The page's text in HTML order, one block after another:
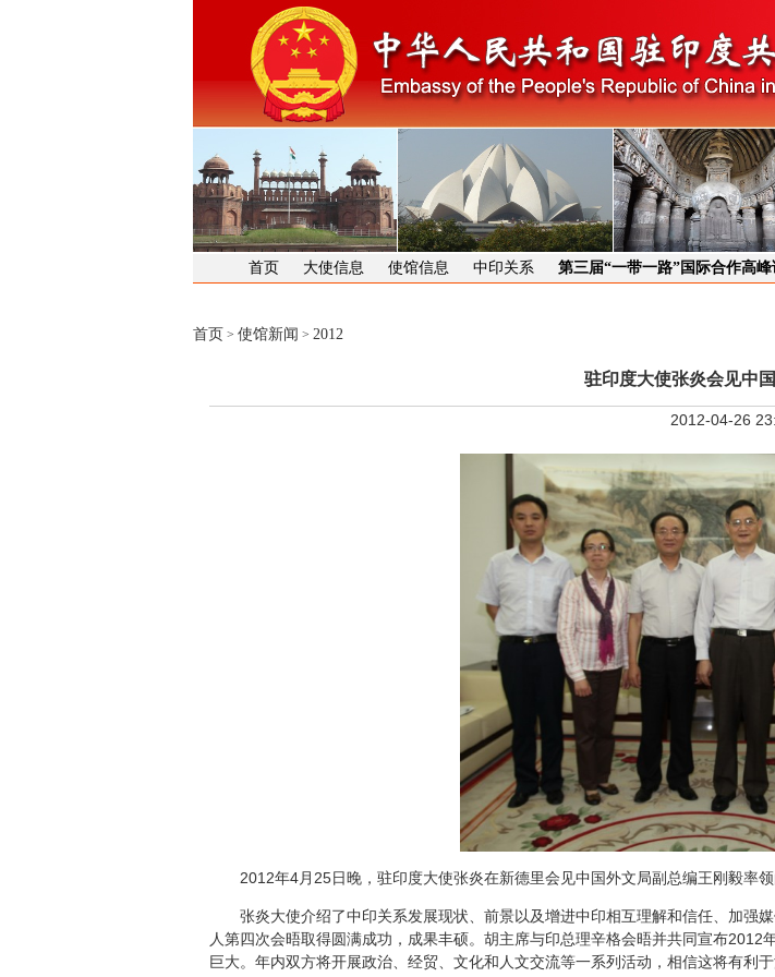
首页 大使信息 使馆信息 中印关系 第三届“一带一路”国际合作高峰
首页 > 使馆新闻 > 2012
驻印度大使张炎会见中
2012-04-26
2012年4月25日晚，驻印度大使张炎在新德里会见中国外文局副总编王刚毅率领
张炎大使介绍了中印关系发展现状、前景以及增进中印相互理解和信任、加强
人第四次会晤取得圆满成功，成果丰硕。胡主席与印总理辛格会晤并共同宣布2012
巨大。年内双方将开展政治、经贸、文化和人文交流等一系列活动，相信这将有利